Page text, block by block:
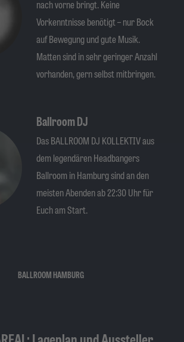
nach vorne bringt. Keine
Vorkenntnisse benötigt – nur Bock
auf Bewegung und gute Musik.
Matten sind in sehr geringer Anzahl
vorhanden, gern selbst mitbringen.
Ballroom DJ
Das BALLROOM DJ KOLLEKTIV aus
dem legendären Headbangers
Ballroom in Hamburg sind an den
meisten Abenden ab 22:30 Uhr für
Euch am Start.
BALLROOM HAMBURG